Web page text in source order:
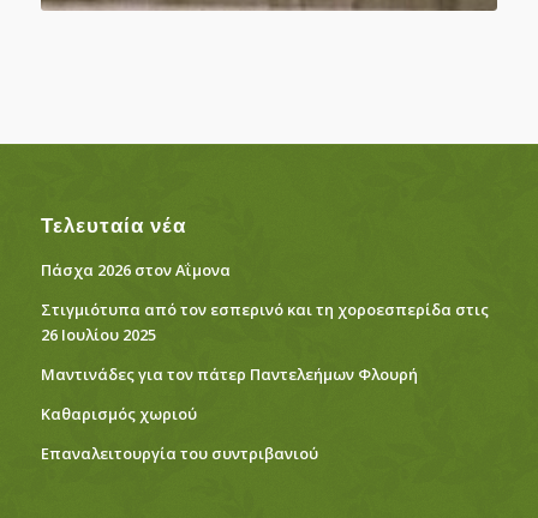
Τελευταία νέα
Πάσχα 2026 στον Αΐμονα
Στιγμιότυπα από τον εσπερινό και τη χοροεσπερίδα στις
26 Ιουλίου 2025
Μαντινάδες για τον πάτερ Παντελεήμων Φλουρή
Καθαρισμός χωριού
Eπαναλειτουργία του συντριβανιού